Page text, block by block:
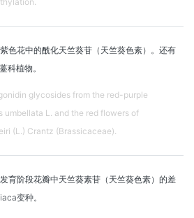
色花中的酰化天竺葵苷（天竺葵色素）。还有
科植物。
glycosides from the red-purple
umbellata L. and the red flowers of
(L.) Crantz (Brassicaceae).
育阶段花瓣中天竺葵素苷（天竺葵色素）的差
变种。